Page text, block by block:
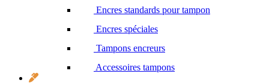
Encres standards pour tampon
Encres spéciales
Tampons encreurs
Accessoires tampons